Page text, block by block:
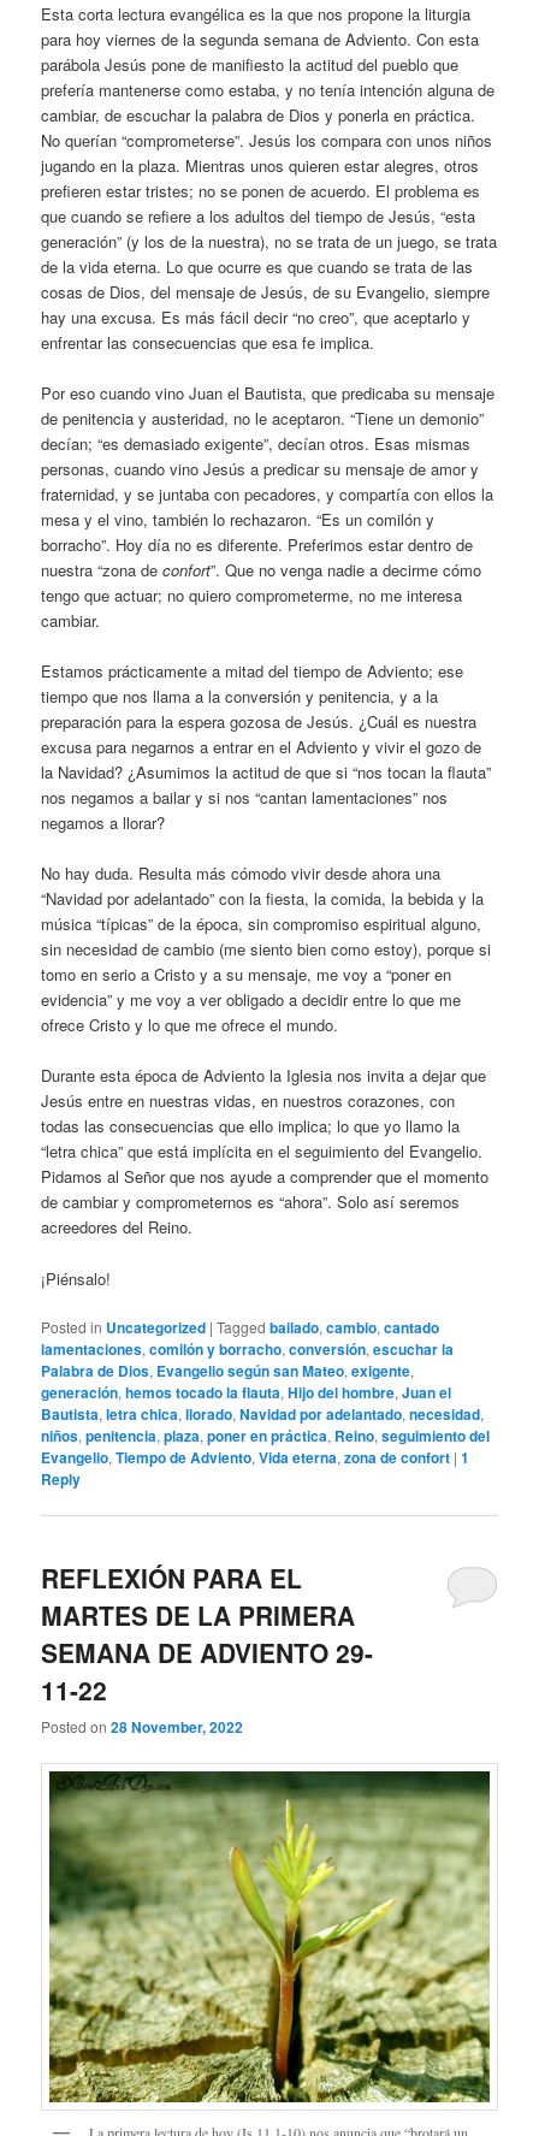
Esta corta lectura evangélica es la que nos propone la liturgia
para hoy viernes de la segunda semana de Adviento. Con esta
parábola Jesús pone de manifiesto la actitud del pueblo que
prefería mantenerse como estaba, y no tenía intención alguna de
cambiar, de escuchar la palabra de Dios y ponerla en práctica.
No querían “comprometerse”. Jesús los compara con unos niños
jugando en la plaza. Mientras unos quieren estar alegres, otros
prefieren estar tristes; no se ponen de acuerdo. El problema es
que cuando se refiere a los adultos del tiempo de Jesús, “esta
generación” (y los de la nuestra), no se trata de un juego, se trata
de la vida eterna. Lo que ocurre es que cuando se trata de las
cosas de Dios, del mensaje de Jesús, de su Evangelio, siempre
hay una excusa. Es más fácil decir “no creo”, que aceptarlo y
enfrentar las consecuencias que esa fe implica.
Por eso cuando vino Juan el Bautista, que predicaba su mensaje
de penitencia y austeridad, no le aceptaron. “Tiene un demonio”
decían; “es demasiado exigente”, decían otros. Esas mismas
personas, cuando vino Jesús a predicar su mensaje de amor y
fraternidad, y se juntaba con pecadores, y compartía con ellos la
mesa y el vino, también lo rechazaron. “Es un comilón y
borracho”. Hoy día no es diferente. Preferimos estar dentro de
nuestra “zona deconfort”. Que no venga nadie a decirme cómo
tengo que actuar; no quiero comprometerme, no me interesa
cambiar.
Estamos prácticamente a mitad del tiempo de Adviento; ese
tiempo que nos llama a la conversión y penitencia, y a la
preparación para la espera gozosa de Jesús. ¿Cuál es nuestra
excusa para negarnos a entrar en el Adviento y vivir el gozo de
la Navidad? ¿Asumimos la actitud de que si “nos tocan la flauta”
nos negamos a bailar y si nos “cantan lamentaciones” nos
negamos a llorar?
No hay duda. Resulta más cómodo vivir desde ahora una
“Navidad por adelantado” con la fiesta, la comida, la bebida y la
música “típicas” de la época, sin compromiso espiritual alguno,
sin necesidad de cambio (me siento bien como estoy), porque si
tomo en serio a Cristo y a su mensaje, me voy a “poner en
evidencia” y me voy a ver obligado a decidir entre lo que me
ofrece Cristo y lo que me ofrece el mundo.
Durante esta época de Adviento la Iglesia nos invita a dejar que
Jesús entre en nuestras vidas, en nuestros corazones, con
todas las consecuencias que ello implica; lo que yo llamo la
“letra chica” que está implícita en el seguimiento del Evangelio.
Pidamos al Señor que nos ayude a comprender que el momento
de cambiar y comprometernos es “ahora”. Solo así seremos
acreedores del Reino.
¡Piénsalo!
Posted in Uncategorized |Tagged bailado,cambio,cantado
lamentaciones,comilón y borracho,conversión,escuchar la
Palabra de Dios, Evangelio según san Mateo,exigente,
generación,hemos tocado la flauta,Hijo del hombre,Juan el
Bautista,letra chica,llorado,Navidad por adelantado,necesidad,
niños,penitencia,plaza,poner en práctica, Reino,seguimiento del
Evangelio,Tiempo de Adviento,Vida eterna,zona de confort |1
Reply
REFLEXIÓN PARA EL
MARTES DE LA PRIMERA
SEMANA DE ADVIENTO 29-
11-22
Posted on28 November, 2022
La primera lectura de hoy (Is 11,1-10) nos anuncia que “brotará un